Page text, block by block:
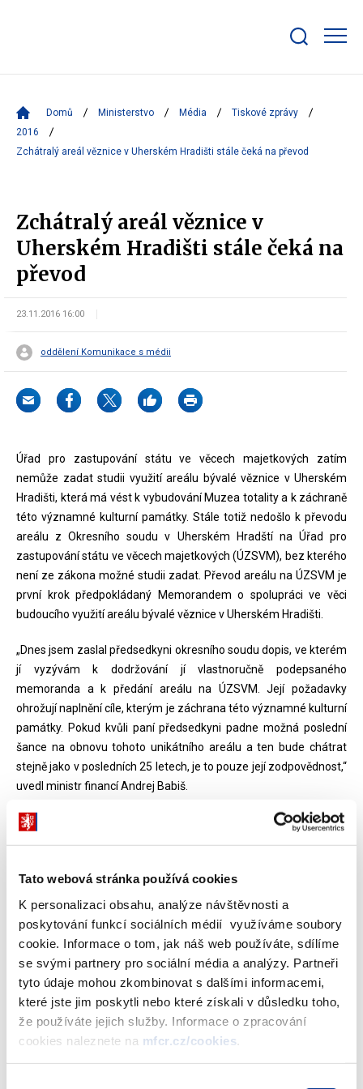
Tato webová stránka používá cookies
K personalizaci obsahu, analýze návštěvnosti a
poskytování funkcí sociálních médií využíváme soubory
cookie. Informace o tom, jak náš web používáte, sdílíme
se svými partnery pro sociální média a analýzy. Partneři
tyto údaje mohou zkombinovat s dalšími informacemi,
které jste jim poskytli nebo které získali v důsledku toho,
že používáte jejich služby. Informace o zpracování
cookies naleznete na mfcr.cz/cookies
bar
Domů Ministerstvo Média
Tiskové zprávy
2016
Zchátralý areál věznice v Uherském Hradišti stále čeká na převod
Zchátralý areál věznice v
Uherském Hradišti stále čeká na
převod
23.11.2016 16:00
oddělení Komunikace s médii
Úřad pro zastupování státu ve věcech majetkových zatím
nemůže zadat studii využití areálu bývalé věznice v Uherském
Hradišti, která má vést k vybudování Muzea totality a k záchraně
této významné kulturní památky. Stále totiž nedošlo k převodu
areálu z Okresního soudu v Uherském Hradští na Úřad pro
zastupování státu ve věcech majetkových (ÚZSVM), bez kterého
není ze zákona možné studii zadat. Převod areálu na ÚZSVM je
první krok předpokládaný Memorandem o spolupráci ve věci
budoucího využití areálu bývalé věznice v Uherském Hradišti.
„Dnes jsem zaslal předsedkyni okresního soudu dopis, ve kterém
jí vyzývám k dodržování jí vlastnoručně podepsaného
memoranda a k předání areálu na ÚZSVM. Její požadavky
ohrožují naplnění cíle, kterým je záchrana této významné kulturní
památky. Pokud kvůli paní předsedkyni padne možná poslední
šance na obnovu tohoto unikátního areálu a ten bude chátrat
stejně jako v posledních 25 letech, je to pouze její zodpovědnost,“
uvedl ministr financí Andrej Babiš.
„I Ministerstvo spravedlnosti požaduje naplnění podepsaného
na ÚZSVM, aby se mohlo začít s pracemi na jeho záchraně,“
dodal ministr spravedlnosti Robert Pelikán.
„Jsme připraveni okamžitě po převodu areálu na náš úřad zadat
příslušnou studii, která bude řešit jak umístění Muzea totality, tak
i optimalizaci rozmístění státních institucí v Uherském Hradišti, a
to včetně nákladů. Cílem je záchrana unikátního areálu stejně
jako efektivní rozmístění státních úřadů ve městě“, doplnila
generální ředitelka ÚZSVM Kateřina Arajmu.
Přestože ÚZSVM zaslal návrh zápisu o převodu areálu